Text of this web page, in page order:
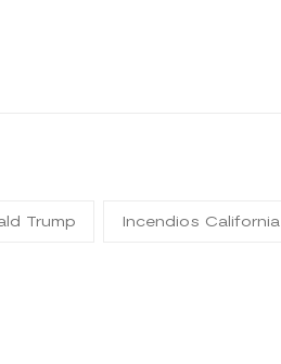
Trump Incendios California